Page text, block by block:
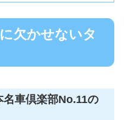
欠かせないタ
車倶楽部No.11の